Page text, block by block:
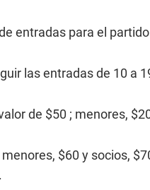
entradas para el
las entradas de 10 a
de $50 ; menores,
$60 y socios,